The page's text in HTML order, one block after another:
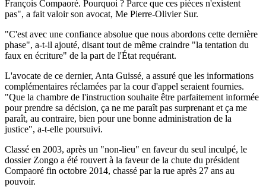
François Compaoré. Pourquoi ? Parce que ces pièces n'existent
pas", a fait valoir son avocat, Me Pierre-Olivier Sur.
"C'est avec une confiance absolue que nous abordons cette dernière
phase", a-t-il ajouté, disant tout de même craindre "la tentation du
faux en écriture" de la part de l'État requérant.
L'avocate de ce dernier, Anta Guissé, a assuré que les informations
complémentaires réclamées par la cour d'appel seraient fournies.
"Que la chambre de l'instruction souhaite être parfaitement informée
pour prendre sa décision, ça ne me paraît pas surprenant et ça me
paraît, au contraire, bien pour une bonne administration de la
justice", a-t-elle poursuivi.
Classé en 2003, après un "non-lieu" en faveur du seul inculpé, le
dossier Zongo a été rouvert à la faveur de la chute du président
Compaoré fin octobre 2014, chassé par la rue après 27 ans au
pouvoir.